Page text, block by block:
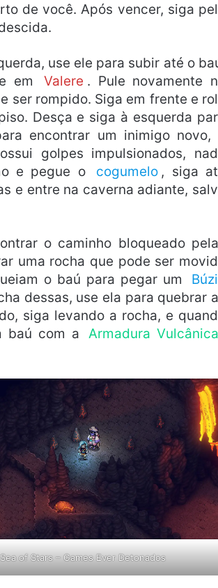
de você. Após vencer, siga
use ele para subir até o
em Valere . Pule novamente
ser rompido. Siga em frente e
Desça e siga à esquerda
encontrar um inimigo novo,
golpes impulsionados,
e pegue o
cogumelo , siga
e entre na caverna adiante,
o caminho bloqueado
uma rocha que pode ser
o baú para pegar um
dessas, use ela para quebrar
siga levando a rocha, e
baú com a
Armadura
Sea of Stars – Games Ever Detonados